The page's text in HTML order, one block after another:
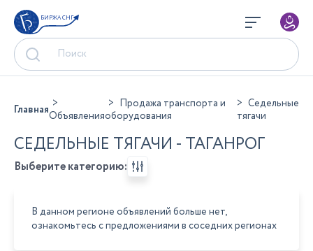
БИРЖА СНГ
ГлавнаяОбъявления
Продажа транспорта и
оборудования
Седельные
тягачи
СЕДЕЛЬНЫЕ ТЯГАЧИ - ТАГАНРОГ
Выберите категорию:
В данном регионе объявлений больше нет,
ознакомьтесь с предложениями в соседних регионах